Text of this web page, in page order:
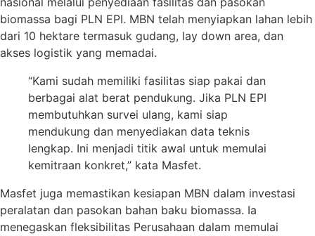
biomassa bagi PLN EPI. MBN telah menyiapkan lahan lebih
dari 10 hektare termasuk gudang, lay down area, dan
akses logistik yang memadai.
“Kami sudah memiliki fasilitas siap pakai dan
berbagai alat berat pendukung. Jika PLN EPI
membutuhkan survei ulang, kami siap
mendukung dan menyediakan data teknis
lengkap. Ini menjadi titik awal untuk memulai
kemitraan konkret,” kata Masfet.
Masfet juga memastikan kesiapan MBN dalam investasi
peralatan dan pasokan bahan baku biomassa. Ia
menegaskan fleksibilitas Perusahaan dalam memulai